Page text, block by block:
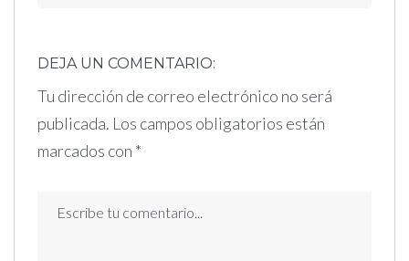
DEJA UN COMENTARIO:
Tu dirección de correo electrónico no será
publicada. Los campos obligatorios están
marcados con *